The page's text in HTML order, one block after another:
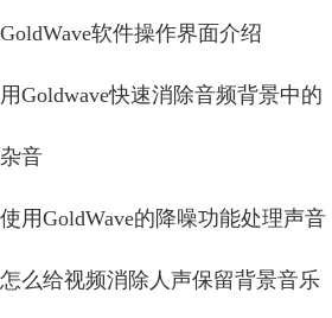
GoldWave软件操作界面介绍
用Goldwave快速消除音频背景中的
杂音
使用GoldWave的降噪功能处理声音
怎么给视频消除人声保留背景音乐